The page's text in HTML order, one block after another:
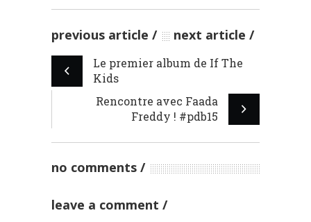
previous article next article
Le premier album de If The
Kids
Rencontre avec Faada
Freddy ! #pdb15
no comments
leave a comment